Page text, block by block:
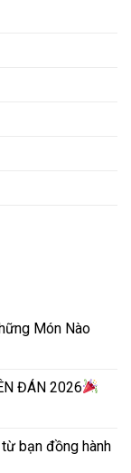
Món Nào
ĐÁN 2026
bạn đồng hành